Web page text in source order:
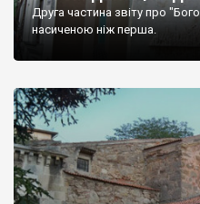
Друга частина звіту про
насиченою ніж перша.